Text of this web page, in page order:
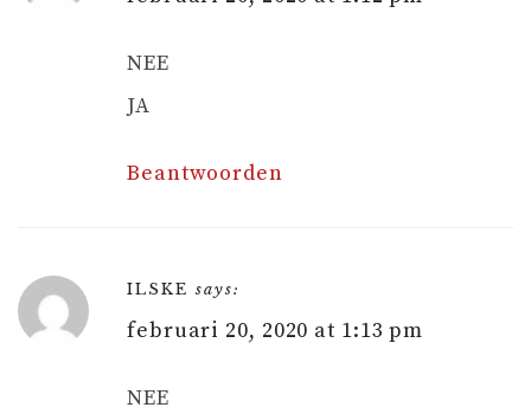
NEE
JA
Beantwoorden
ILSKE says:
februari 20, 2020 at 1:13 pm
NEE